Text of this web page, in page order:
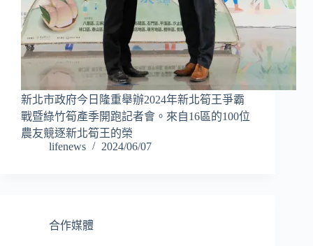
新北市政府今日隆重舉辦2024年新北筍王爭霸
戰暨綠竹筍產季開跑記者會。來自16區的100位
農友競逐新北筍王的榮
lifenews
2024/06/07
合作媒體